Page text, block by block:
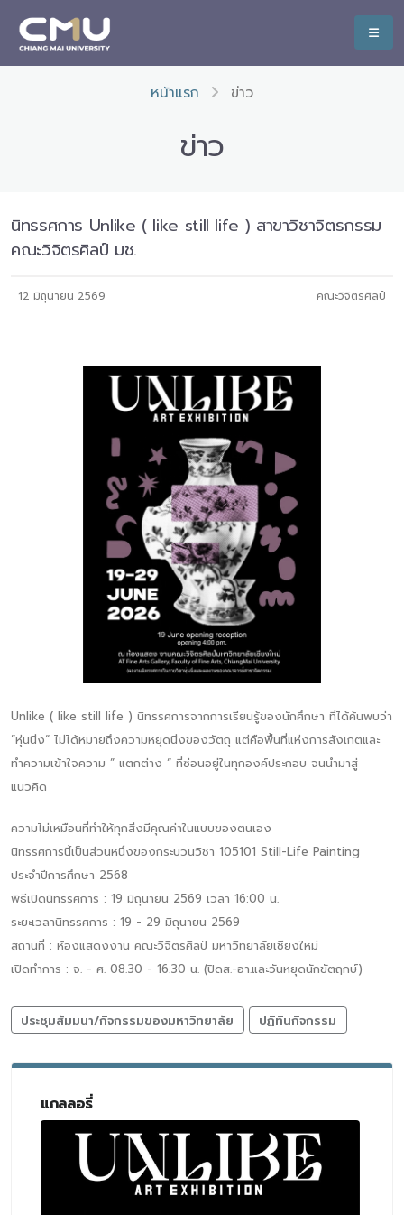
หน้าแรก ข่าว
ข่าว
นิทรรศการ Unlike ( like still life ) สาขาวิชาจิตรกรรม
คณะวิจิตรศิลป์ มช.
12 มิถุนายน 2569 คณะวิจิตรศิลป์
Unlike ( like still life ) นิทรรศการจากการเรียนรู้ของนักศึกษา ที่ได้ค้นพบว่า
”หุ่นนิ่ง“ ไม่ได้หมายถึงความหยุดนิ่งของวัตถุ แต่คือพื้นที่แห่งการสังเกตและ
ทำความเข้าใจความ ” แตกต่าง “ ที่ซ่อนอยู่ในทุกองค์ประกอบ จนนำมาสู่
แนวคิด
ความไม่เหมือนที่ทำให้ทุกสิ่งมีคุณค่าในแบบของตนเอง
นิทรรศการนี้เป็นส่วนหนึ่งของกระบวนวิชา 105101 Still-Life Painting
ประจำปีการศึกษา 2568
พิธีเปิดนิทรรศการ : 19 มิถุนายน 2569 เวลา 16:00 น.
ระยะเวลานิทรรศการ : 19 - 29 มิถุนายน 2569
สถานที่ : ห้องแสดงงาน คณะวิจิตรศิลป์ มหาวิทยาลัยเชียงใหม่
เปิดทำการ : จ. - ศ. 08.30 - 16.30 น. (ปิดส.-อา.และวันหยุดนักขัตฤกษ์)
ประชุมสัมมนา/กิจกรรมของมหาวิทยาลัย ปฏิทินกิจกรรม
แกลลอรี่